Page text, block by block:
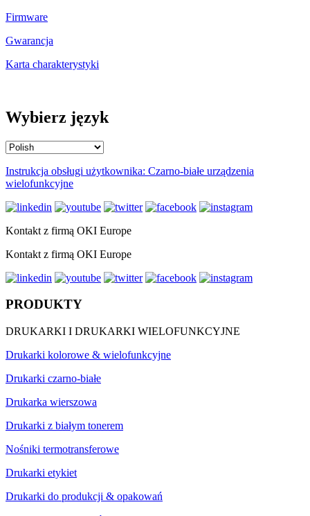
Firmware
Gwarancja
Karta charakterystyki
Wybierz język
Instrukcja obsługi użytkownika: Czarno-białe urządzenia
wielofunkcyjne
Kontakt z firmą OKI Europe
Kontakt z firmą OKI Europe
PRODUKTY
DRUKARKI I DRUKARKI WIELOFUNKCYJNE
Drukarki kolorowe & wielofunkcyjne
Drukarki czarno-białe
Drukarka wierszowa
Drukarki z białym tonerem
Nośniki termotransferowe
Drukarki etykiet
Drukarki do produkcji & opakowań